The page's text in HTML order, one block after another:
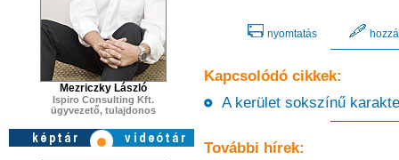
Mezriczky László
Ispiro Consulting Kft.
ügyvezető, tulajdonos
nyomtatás
Kapcsolódó cikkek:
A kerület sokszínű
További hírek: